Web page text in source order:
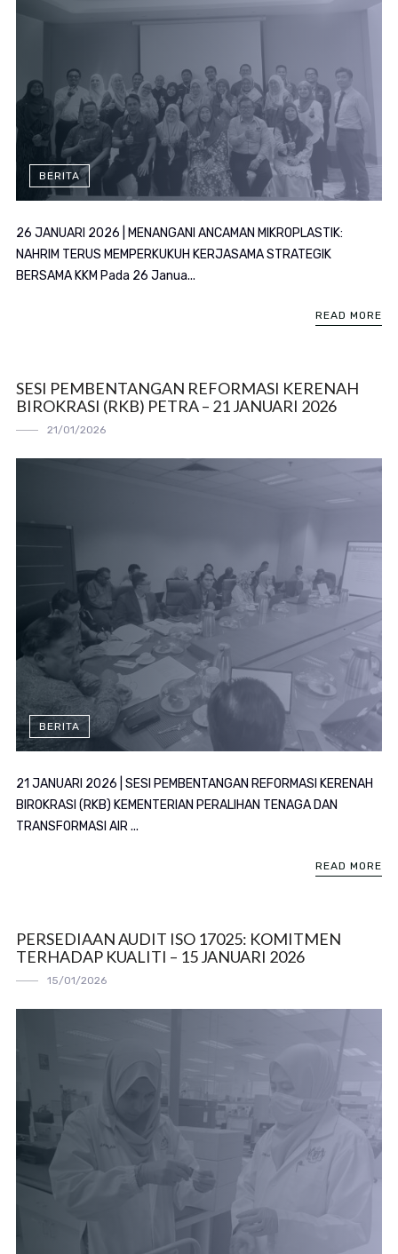
BERITA
26 JANUARI 2026 | MENANGANI ANCAMAN MIKROPLASTIK:
NAHRIM TERUS MEMPERKUKUH KERJASAMA STRATEGIK
BERSAMA KKM Pada 26 Janua...
READ MORE
SESI PEMBENTANGAN REFORMASI KERENAH
BIROKRASI (RKB) PETRA – 21 JANUARI 2026
21/01/2026
BERITA
21 JANUARI 2026 | SESI PEMBENTANGAN REFORMASI KERENAH
BIROKRASI (RKB) KEMENTERIAN PERALIHAN TENAGA DAN
TRANSFORMASI AIR ...
READ MORE
PERSEDIAAN AUDIT ISO 17025: KOMITMEN
TERHADAP KUALITI – 15 JANUARI 2026
15/01/2026